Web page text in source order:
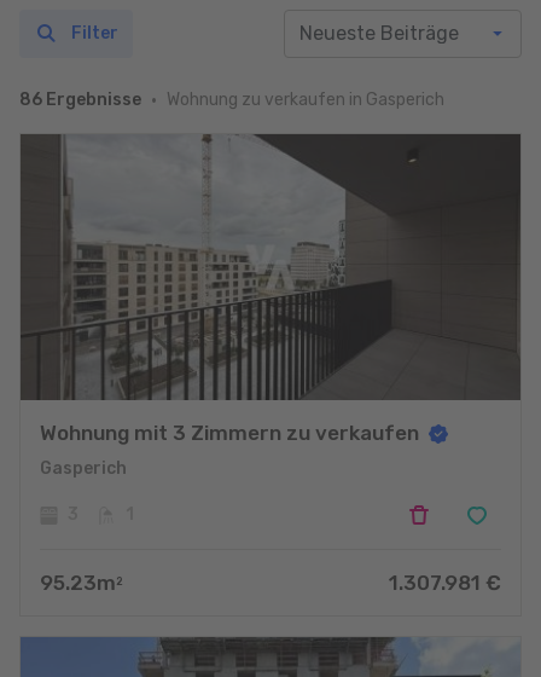
86 Ergebnisse Wohnung zu verkaufen in Gasperich
Filter
Wohnung mit 3 Zimmern zu verkaufen
Gasperich
95.23m 2 1.307.981 €